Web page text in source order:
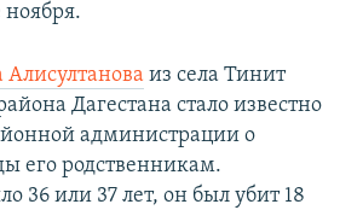
ноября.
из села Тинит
Дагестана стало известно
администрации о
его родственникам.
36 или 37 лет, он был убит 18